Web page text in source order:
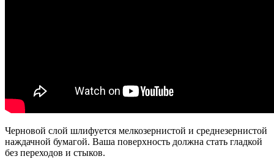
Черновой слой шлифуется мелкозернистой и среднезернистой
наждачной бумагой. Ваша поверхность должна стать гладкой
без переходов и стыков.